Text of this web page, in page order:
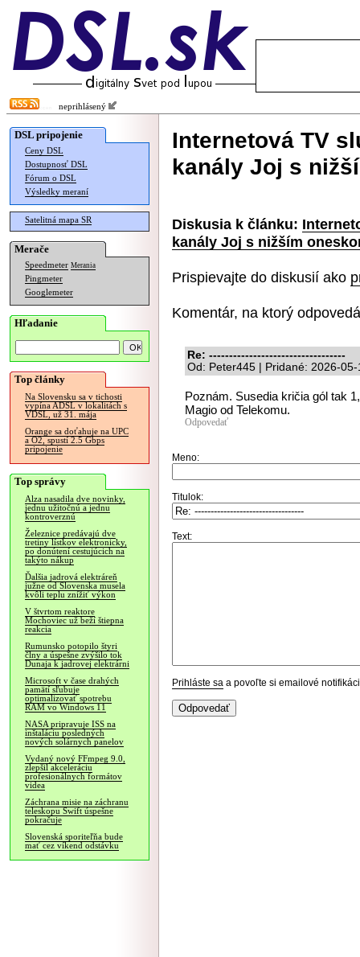
neprihlásený
DSL pripojenie
Ceny DSL
Dostupnosť DSL
Fórum o DSL
Výsledky meraní
Satelitná mapa SR
Merače
Speedmeter Merania
Pingmeter
Googlemeter
Hľadanie
Top články
Na Slovensku sa v tichosti
vypína ADSL v lokalitách s
VDSL, už 31. mája
Orange sa doťahuje na UPC
a O2, spustí 2.5 Gbps
pripojenie
Top správy
Alza nasadila dve novinky,
jednu užitočnú a jednu
kontroverznú
Železnice predávajú dve
tretiny lístkov elektronicky,
po donútení cestujúcich na
takýto nákup
Ďalšia jadrová elektráreň
južne od Slovenska musela
kvôli teplu znížiť výkon
V štvrtom reaktore
Mochoviec už beží štiepna
reakcia
Rumunsko potopilo štyri
člny a úspešne zvýšilo tok
Dunaja k jadrovej elektrárni
Microsoft v čase drahých
pamätí sľubuje
optimalizovať spotrebu
RAM vo Windows 11
NASA pripravuje ISS na
inštaláciu posledných
nových solárnych panelov
Vydaný nový FFmpeg 9.0,
zlepšil akceleráciu
profesionálnych formátov
videa
Záchrana misie na záchranu
teleskopu Swift úspešne
pokračuje
Slovenská sporiteľňa bude
mať cez víkend odstávku
Internetová TV
kanály Joj s
Diskusia k článku:
kanály Joj s nižším
Prispievajte do diskusií ako
Komentár, na ktorý
Re: ----------------------------------
Od: Peter445 | Pridané: 2026-
Poznám. Susedia kričia gól tak
Magio od Telekomu.
Odpovedať
Meno:
Titulok:
Text:
Prihláste sa a povoľte si emailové